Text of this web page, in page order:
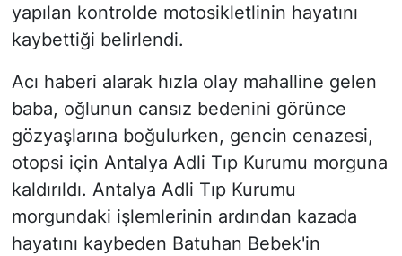
yapılan kontrolde motosikletlinin hayatını
kaybettiği belirlendi.
Acı haberi alarak hızla olay mahalline gelen
baba, oğlunun cansız bedenini görünce
gözyaşlarına boğulurken, gencin cenazesi,
otopsi için Antalya Adli Tıp Kurumu morguna
kaldırıldı. Antalya Adli Tıp Kurumu
morgundaki işlemlerinin ardından kazada
hayatını kaybeden Batuhan Bebek'in